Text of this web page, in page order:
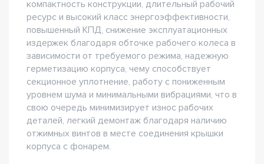
компактность конструкции, длительный рабочий
ресурс и высокий класс энергоэффективности,
повышенный КПД, снижение эксплуатационных
издержек благодаря обточке рабочего колеса в
зависимости от требуемого режима, надежную
герметизацию корпуса, чему способствует
секционное уплотнение, работу с пониженным
уровнем шума и минимальными вибрациями, что в
свою очередь минимизирует износ рабочих
деталей, легкий демонтаж благодаря наличию
отжимных винтов в месте соединения крышки
корпуса с фонарем.